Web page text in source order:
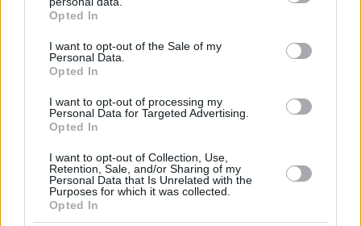
grant or deny consent to Google and its third-party tags to
use your data for below specified purposes in below Google
consent section.
Opted In
I want to opt-out of the Sale of my
Personal Data.
Opted In
I want to opt-out of processing my
Personal Data for Targeted Advertising.
Opted In
I want to opt-out of Collection, Use,
Retention, Sale, and/or Sharing of my
Personal Data that Is Unrelated with the
Purposes for which it was collected.
Opted In
Κρήτη ζητά... τιμή για να ασελγήσει σε ανήλικη, τι
καταγγέλλει ο ιδιοκτήτης επιχείρησης
07.08.2026, 18:22